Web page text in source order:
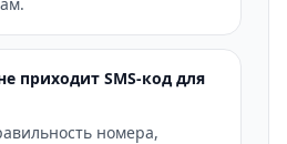
приходит SMS-код для
номера,